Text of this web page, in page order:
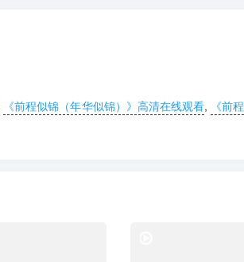
《前程似锦（年华似锦）》高清在线观看,
《前